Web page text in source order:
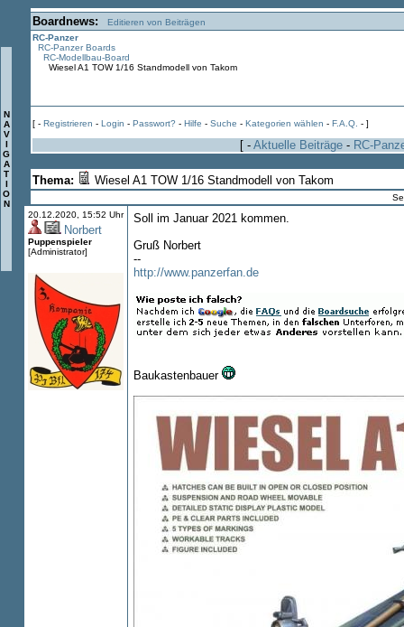
N
A
V
I
G
A
T
I
O
N
Boardnews:
Editieren von Beiträgen
RC-Panzer
RC-Panzer Boards
RC-Modellbau-Board
Wiesel A1 TOW 1/16 Standmodell von Takom
[ - Registrieren - Login - Passwort? - Hilfe - Suche - Kategorien wählen - F.A.Q. - ]
[ - Aktuelle Beiträge - RC-
Thema: Wiesel A1 TOW 1/16 Standmodell von Takom
20.12.2020, 15:52 Uhr
Norbert
Puppenspieler
[Administrator]
Soll im Januar 2021 kommen.
Gruß Norbert
--
http://www.panzerfan.de
Baukastenbauer